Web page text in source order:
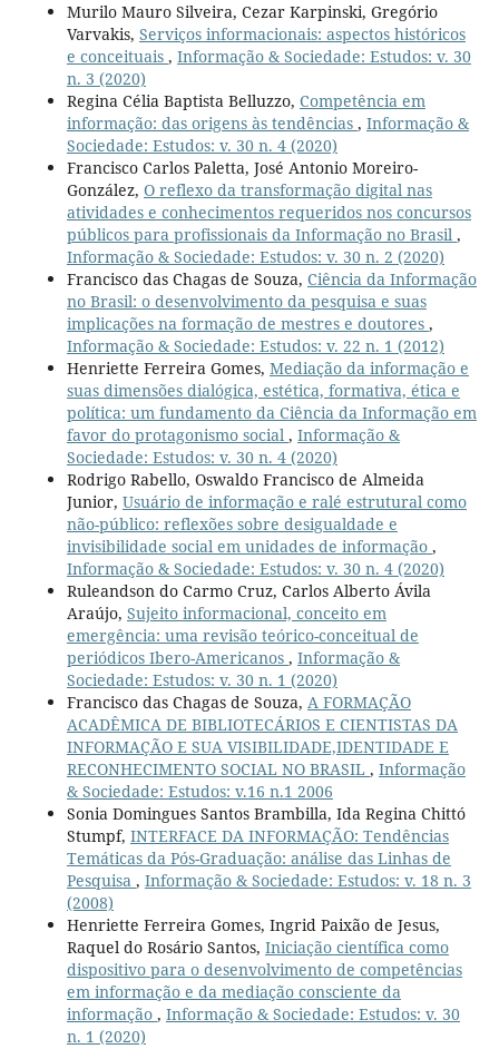
Murilo Mauro Silveira, Cezar Karpinski, Gregório
Varvakis, Serviços informacionais: aspectos históricos
e conceituais , Informação & Sociedade: Estudos: v. 30
n. 3 (2020)
Regina Célia Baptista Belluzzo, Competência em
informação: das origens às tendências , Informação &
Sociedade: Estudos: v. 30 n. 4 (2020)
Francisco Carlos Paletta, José Antonio Moreiro-
González, O reflexo da transformação digital nas
atividades e conhecimentos requeridos nos concursos
públicos para profissionais da Informação no Brasil ,
Informação & Sociedade: Estudos: v. 30 n. 2 (2020)
Francisco das Chagas de Souza, Ciência da Informação
no Brasil: o desenvolvimento da pesquisa e suas
implicações na formação de mestres e doutores ,
Informação & Sociedade: Estudos: v. 22 n. 1 (2012)
Henriette Ferreira Gomes, Mediação da informação e
suas dimensões dialógica, estética, formativa, ética e
política: um fundamento da Ciência da Informação em
favor do protagonismo social , Informação &
Sociedade: Estudos: v. 30 n. 4 (2020)
Rodrigo Rabello, Oswaldo Francisco de Almeida
Junior, Usuário de informação e ralé estrutural como
não-público: reflexões sobre desigualdade e
invisibilidade social em unidades de informação ,
Informação & Sociedade: Estudos: v. 30 n. 4 (2020)
Ruleandson do Carmo Cruz, Carlos Alberto Ávila
Araújo, Sujeito informacional, conceito em
emergência: uma revisão teórico-conceitual de
periódicos Ibero-Americanos , Informação &
Sociedade: Estudos: v. 30 n. 1 (2020)
Francisco das Chagas de Souza, A FORMAÇÃO
ACADÊMICA DE BIBLIOTECÁRIOS E CIENTISTAS DA
INFORMAÇÃO E SUA VISIBILIDADE,IDENTIDADE E
RECONHECIMENTO SOCIAL NO BRASIL , Informação
& Sociedade: Estudos: v.16 n.1 2006
Sonia Domingues Santos Brambilla, Ida Regina Chittó
Stumpf, INTERFACE DA INFORMAÇÃO: Tendências
Temáticas da Pós-Graduação: análise das Linhas de
Pesquisa , Informação & Sociedade: Estudos: v. 18 n. 3
(2008)
Henriette Ferreira Gomes, Ingrid Paixão de Jesus,
Raquel do Rosário Santos, Iniciação científica como
dispositivo para o desenvolvimento de competências
em informação e da mediação consciente da
informação , Informação & Sociedade: Estudos: v. 30
n. 1 (2020)